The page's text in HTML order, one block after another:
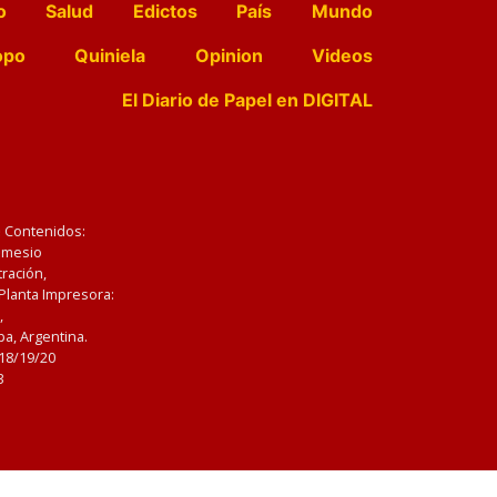
Salud Edictos País
Mundo
Quiniela Opinion
Videos
El Diario de Papel en DIGITAL
Impresora:
Argentina.
19/20